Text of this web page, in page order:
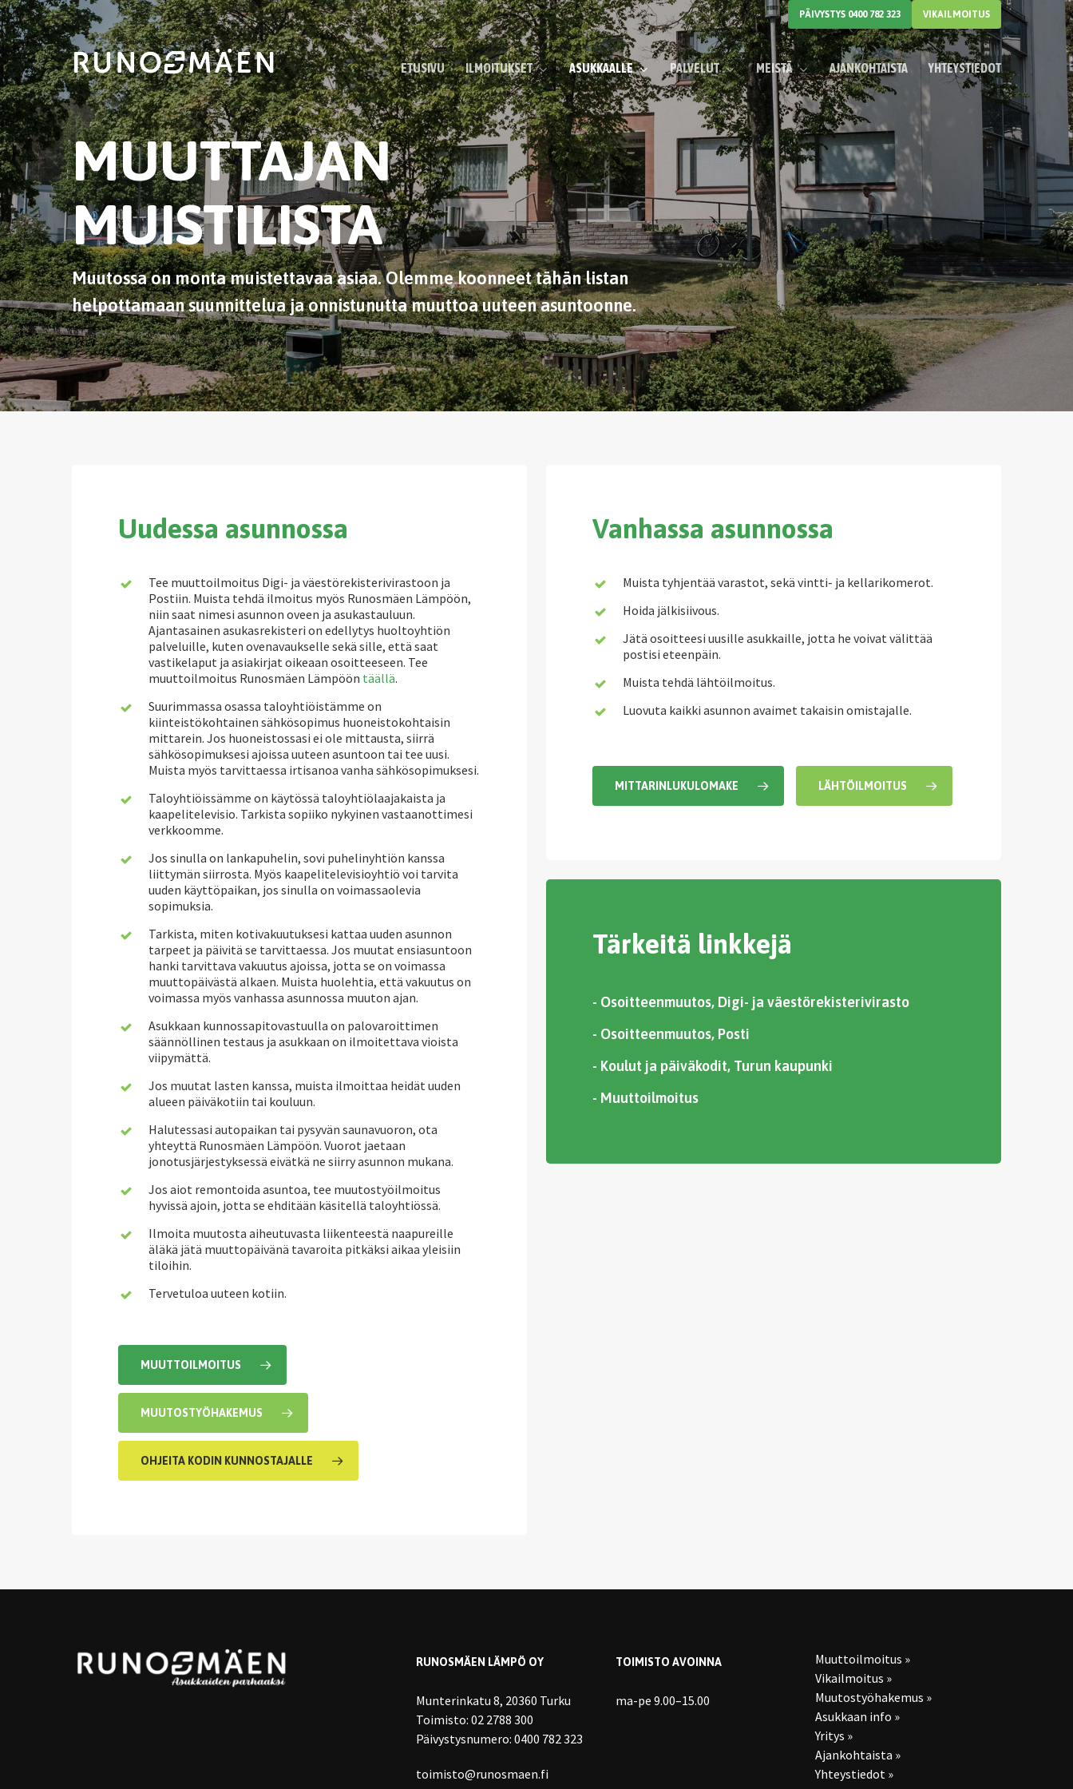
Skip
to
main
content
PÄIVYSTYS 0400 782 323 VIKAILMOITUS
ETUSIVU ILMOITUKSET ASUKKAALLE PALVELUT MEISTÄ AJANKOHTAISTA YHTEYSTIEDOT
MUUTTAJAN
MUISTILISTA
Muutossa on monta muistettavaa asiaa. Olemme koonneet tähän listan
helpottamaan suunnittelua ja onnistunutta muuttoa uuteen asuntoonne.
Uudessa asunnossa
Tee muuttoilmoitus Digi- ja väestörekisterivirastoon ja
Postiin. Muista tehdä ilmoitus myös Runosmäen Lämpöön,
niin saat nimesi asunnon oveen ja asukastauluun.
Ajantasainen asukasrekisteri on edellytys huoltoyhtiön
palveluille, kuten ovenavaukselle sekä sille, että saat
vastikelaput ja asiakirjat oikeaan osoitteeseen. Tee
muuttoilmoitus Runosmäen Lämpöön täällä.
Suurimmassa osassa taloyhtiöistämme on
kiinteistökohtainen sähkösopimus huoneistokohtaisin
mittarein. Jos huoneistossasi ei ole mittausta, siirrä
sähkösopimuksesi ajoissa uuteen asuntoon tai tee uusi.
Muista myös tarvittaessa irtisanoa vanha sähkösopimuksesi.
Taloyhtiöissämme on käytössä taloyhtiölaajakaista ja
kaapelitelevisio. Tarkista sopiiko nykyinen vastaanottimesi
verkkoomme.
Jos sinulla on lankapuhelin, sovi puhelinyhtiön kanssa
liittymän siirrosta. Myös kaapelitelevisioyhtiö voi tarvita
uuden käyttöpaikan, jos sinulla on voimassaolevia
sopimuksia.
Tarkista, miten kotivakuutuksesi kattaa uuden asunnon
tarpeet ja päivitä se tarvittaessa. Jos muutat ensiasuntoon
hanki tarvittava vakuutus ajoissa, jotta se on voimassa
muuttopäivästä alkaen. Muista huolehtia, että vakuutus on
voimassa myös vanhassa asunnossa muuton ajan.
Asukkaan kunnossapitovastuulla on palovaroittimen
säännöllinen testaus ja asukkaan on ilmoitettava vioista
viipymättä.
Jos muutat lasten kanssa, muista ilmoittaa heidät uuden
alueen päiväkotiin tai kouluun.
Halutessasi autopaikan tai pysyvän saunavuoron, ota
yhteyttä Runosmäen Lämpöön. Vuorot jaetaan
jonotusjärjestyksessä eivätkä ne siirry asunnon mukana.
Jos aiot remontoida asuntoa, tee muutostyöilmoitus
hyvissä ajoin, jotta se ehditään käsitellä taloyhtiössä.
Ilmoita muutosta aiheutuvasta liikenteestä naapureille
äläkä jätä muuttopäivänä tavaroita pitkäksi aikaa yleisiin
tiloihin.
Tervetuloa uuteen kotiin.
MUUTTOILMOITUS
MUUTOSTYÖHAKEMUS
OHJEITA KODIN KUNNOSTAJALLE
Vanhassa asunnossa
Muista tyhjentää varastot, sekä vintti- ja kellarikomerot.
Hoida jälkisiivous.
Jätä osoitteesi uusille asukkaille, jotta he voivat välittää
postisi eteenpäin.
Muista tehdä lähtöilmoitus.
Luovuta kaikki asunnon avaimet takaisin omistajalle.
MITTARINLUKULOMAKE LÄHTÖILMOITUS
Tärkeitä linkkejä
- Osoitteenmuutos, Digi- ja väestörekisterivirasto
- Osoitteenmuutos, Posti
- Koulut ja päiväkodit, Turun kaupunki
- Muuttoilmoitus
RUNOSMÄEN LÄMPÖ OY
Munterinkatu 8, 20360 Turku
Toimisto: 02 2788 300
Päivystysnumero: 0400 782 323
toimisto@runosmaen.fi
TOIMISTO AVOINNA
ma-pe 9.00–15.00
Muuttoilmoitus »
Vikailmoitus »
Muutostyöhakemus »
Asukkaan info »
Yritys »
Ajankohtaista »
Yhteystiedot »